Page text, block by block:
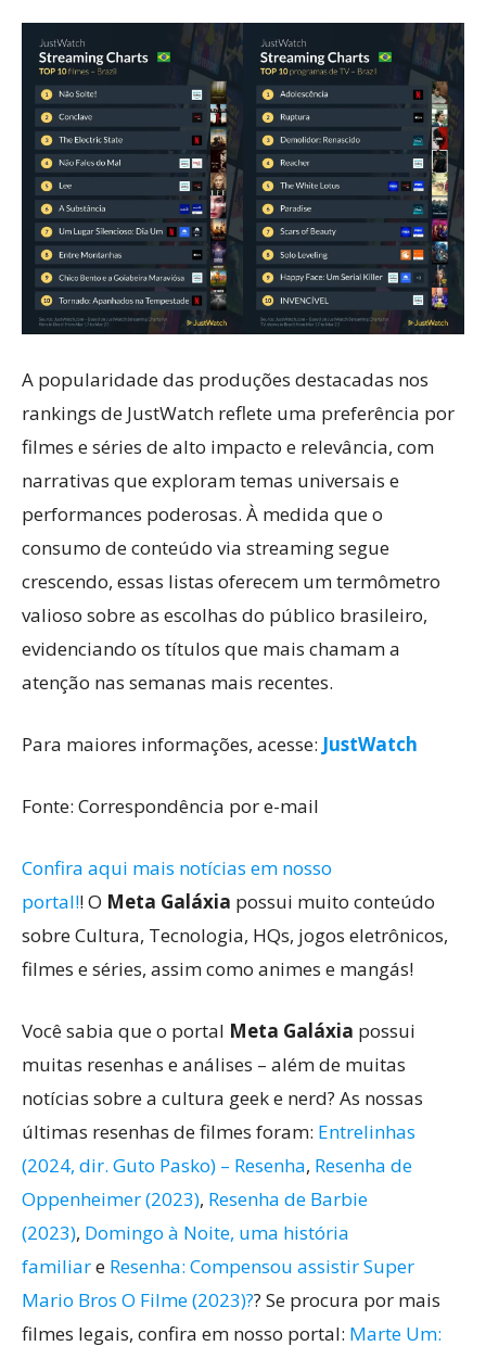
A popularidade das produções destacadas nos
rankings de JustWatch reflete uma preferência por
filmes e séries de alto impacto e relevância, com
narrativas que exploram temas universais e
performances poderosas. À medida que o
consumo de conteúdo via streaming segue
crescendo, essas listas oferecem um termômetro
valioso sobre as escolhas do público brasileiro,
evidenciando os títulos que mais chamam a
atenção nas semanas mais recentes.
Para maiores informações, acesse: JustWatch
Fonte: Correspondência por e-mail
Confira aqui mais notícias em nosso
portal!! O Meta Galáxia possui muito conteúdo
sobre Cultura, Tecnologia, HQs, jogos eletrônicos,
filmes e séries, assim como animes e mangás!
Você sabia que o portal Meta Galáxia possui
muitas resenhas e análises – além de muitas
notícias sobre a cultura geek e nerd? As nossas
últimas resenhas de filmes foram: Entrelinhas
(2024, dir. Guto Pasko) – Resenha, Resenha de
Oppenheimer (2023), Resenha de Barbie
(2023), Domingo à Noite, uma história
familiare Resenha: Compensou assistir Super
Mario Bros O Filme (2023)?? Se procura por mais
filmes legais, confira em nosso portal: Marte Um: